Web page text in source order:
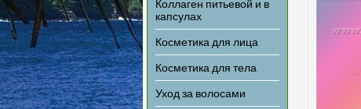
Коллаген питьевой и в
капсулах
Косметика для лица
Косметика для тела
Уход за волосами